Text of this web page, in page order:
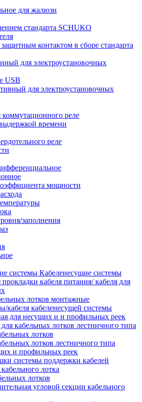
для жалюзи
стандарта SCHUKO
защитным контактом в сборе стандарта
для электроустановочных
USB
для электроустановочных
коммутационного реле
времени
реле
мощности
заполнения
Кабеленесущие системы
кабеля питания/ кабеля для
лотков монтажные
кабеля кабеленесущей системы
для несущих и и профильных реек
кабельных лотков лестничного типа
лотков
лотков лестничного типа
и профильных реек
системы поддержки кабелей
лотка
лотков
угловой секции кабельного